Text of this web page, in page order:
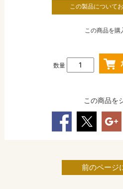
この製品について
この商品を購
数量
この商品を
前のページ